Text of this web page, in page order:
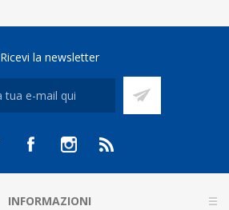
Ricevi la newsletter
INFORMAZIONI